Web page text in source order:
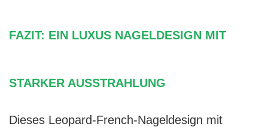
FAZIT: EIN LUXUS NAGELDESIGN MIT
STARKER AUSSTRAHLUNG
Dieses Leopard-French-Nageldesign mit